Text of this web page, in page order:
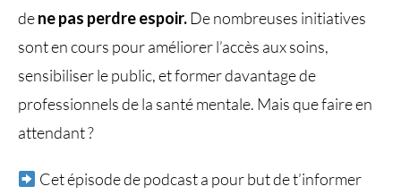
dene pas perdre espoir.De nombreuses initiatives
sont en cours pour améliorer l’accès aux soins,
sensibiliser le public, et former davantage de
professionnels de la santé mentale. Mais que faire en
attendant ?
Cet épisode de podcast a pour but de t’informer